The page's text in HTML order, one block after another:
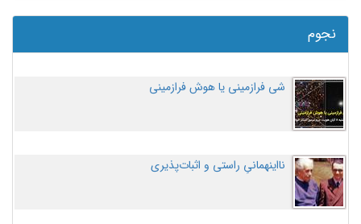
نجوم
شی فرازمینی یا هوش فرازمینی
نااینهمانیِ راستی و اثبات‌پذیری